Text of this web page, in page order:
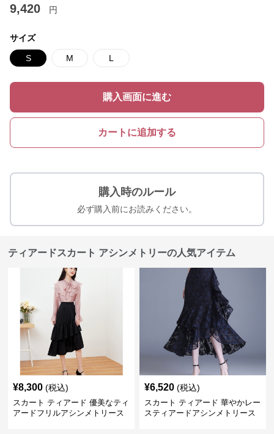
9,420 円
サイズ
S M L
購入画面に進む
カートに追加する
購入時のルール
必ず購入前にお読みください。
ティアードスカート アシンメトリーの人気アイテム
¥8,300 (税込)
スカート ティアード 優美なティ
アードフリルアシンメトリース
¥6,520 (税込)
スカート ティアード 華やかレー
スティアードアシンメトリース